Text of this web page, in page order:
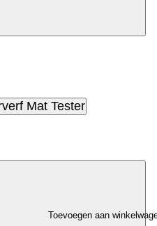
Mat Tester
Toevoegen aan